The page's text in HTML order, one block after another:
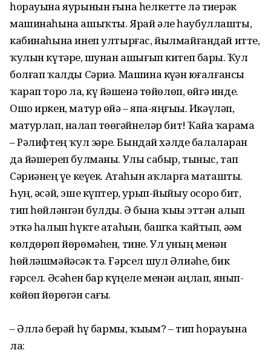
һорауына яурынын ғы­на һелкетте лә тиҙерәк
машина­һына ашыҡты. Ярай әле һау­бул­лашты,
кабинаһына инеп ултырғас, йылмайғандай итте,
ҡулын күтәрҙе, шунан ашығып китеп барҙы. Ҡул
болғап ҡалды Сәриә. Машина күҙҙән юғалғансы
ҡарап торҙо ла, күҙ йәшенә төйөлөп, өйгә инде.
Ошо иркен, матур өйҙә – япа-яңғыҙы. Икәүләп,
матурлап, наҙлап төҙөгәйнеләр бит! Ҡайҙа ҡарама
– Рәлифтең ҡул эҙҙәре. Бындай хәлде балаларҙан
да йәшереп булманы. Улы сабыр, тыныс, тап
Сәриәнең үҙе кеүек. Атаһын аҡларға маташты.
Һуң, әсәй, эше күптер, урып-йыйыу осоро бит,
тип һөйләнгән булды. Ә бына ҡыҙы эттән алып
эткә һалып һүкте атаһын, башҡа ҡайтып, әҙәм
көлдөрөп йөрөмәһен, тине. Ул уның менән
һөйләшмәйәсәк тә. Ғәрсел шул Әлиәһе, бик
ғәрсел. Әсәһен бар күңеле менән аңлап, янып-
көйөп йөрөгән сағы.
– Әллә берәй һүҙ бармы, ҡыҙым? – тип һорауына
ла: